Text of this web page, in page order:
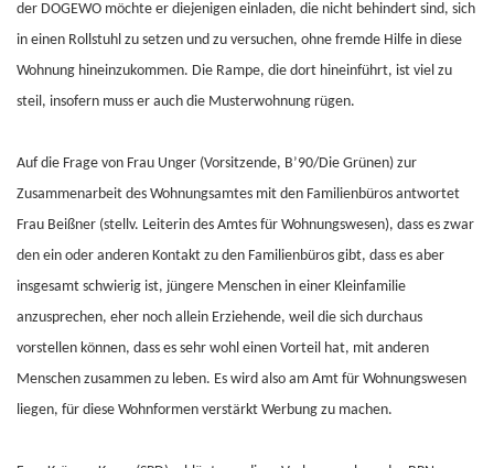
der DOGEWO möchte er diejenigen einladen, die nicht behindert sind, sich
in einen Rollstuhl zu setzen und zu versuchen, ohne fremde Hilfe in diese
Wohnung hineinzukommen. Die Rampe, die dort hineinführt, ist viel zu
steil, insofern muss er auch die Musterwohnung rügen.
Auf die Frage von Frau Unger (Vorsitzende, B’90/Die Grünen) zur
Zusammenarbeit des Wohnungsamtes mit den Familienbüros antwortet
Frau Beißner (stellv. Leiterin des Amtes für Wohnungswesen), dass es zwar
den ein oder anderen Kontakt zu den Familienbüros gibt, dass es aber
insgesamt schwierig ist, jüngere Menschen in einer Kleinfamilie
anzusprechen, eher noch allein Erziehende, weil die sich durchaus
vorstellen können, dass es sehr wohl einen Vorteil hat, mit anderen
Menschen zusammen zu leben. Es wird also am Amt für Wohnungswesen
liegen, für diese Wohnformen verstärkt Werbung zu machen.